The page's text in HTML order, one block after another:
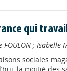
qui
FOULON; Isabelle
sociales